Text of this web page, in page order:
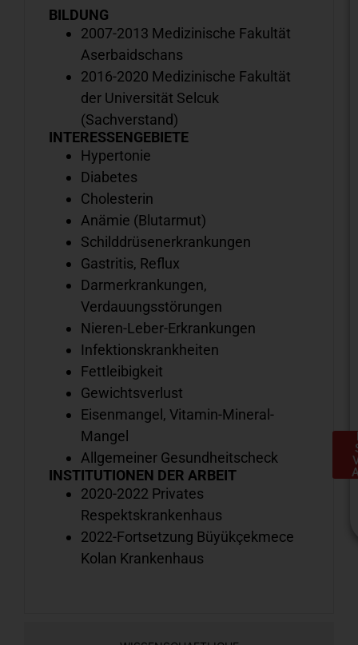
BILDUNG
2007-2013 Medizinische Fakultät
Aserbaidschans
2016-2020 Medizinische Fakultät
der Universität Selcuk
(Sachverstand)
INTERESSENGEBIETE
Hypertonie
Diabetes
Cholesterin
Anämie (Blutarmut)
Schilddrüsenerkrankungen
Gastritis, Reflux
Darmerkrankungen,
Verdauungsstörungen
Nieren-Leber-Erkrankungen
Infektionskrankheiten
Fettleibigkeit
Gewichtsverlust
Eisenmangel, Vitamin-Mineral-
Mangel
Allgemeiner Gesundheitscheck
INSTITUTIONEN DER ARBEIT
2020-2022 Privates
Respektskrankenhaus
2022-Fortsetzung Büyükçekmece
Kolan Krankenhaus